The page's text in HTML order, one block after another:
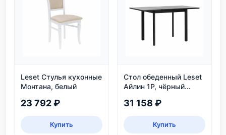
Leset Стулья кухонные
Монтана, белый
23 792 ₽
Купить
Стол обеденный Leset
Айлин 1Р, чёрный
31 158 ₽
Купить